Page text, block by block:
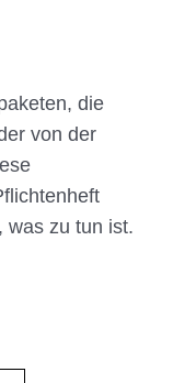
die
von der
was zu tun ist.